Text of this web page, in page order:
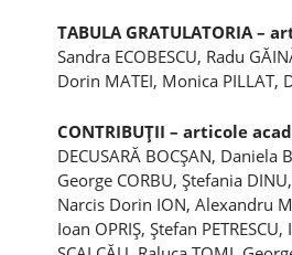
TABULA GRATULATORIA
Sandra ECOBESCU, Radu
Dorin MATEI, Monica PILLAT,
CONTRIBUŢII – articole
DECUSARĂ BOCŞAN, Daniela
George CORBU, Ştefania
Narcis Dorin ION, Alexandru
Ioan OPRIŞ, Ştefan